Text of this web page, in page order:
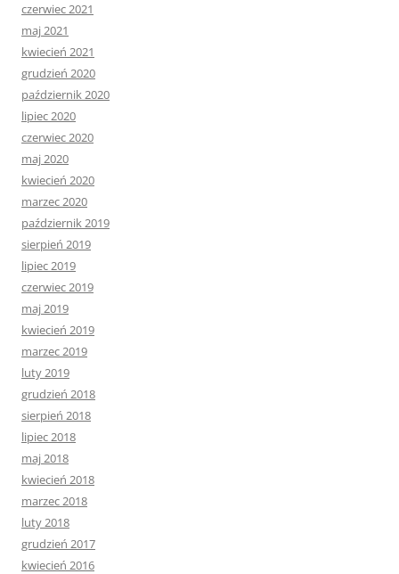
czerwiec 2021
maj 2021
kwiecień 2021
grudzień 2020
październik 2020
lipiec 2020
czerwiec 2020
maj 2020
kwiecień 2020
marzec 2020
październik 2019
sierpień 2019
lipiec 2019
czerwiec 2019
maj 2019
kwiecień 2019
marzec 2019
luty 2019
grudzień 2018
sierpień 2018
lipiec 2018
maj 2018
kwiecień 2018
marzec 2018
luty 2018
grudzień 2017
kwiecień 2016